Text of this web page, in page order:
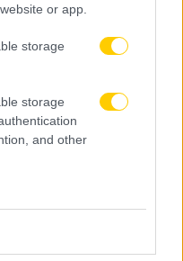
or app.
storage
storage
and other